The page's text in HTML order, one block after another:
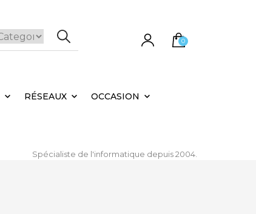
0
RÉSEAUX OCCASION
Spécialiste de l'informatique depuis 2004.